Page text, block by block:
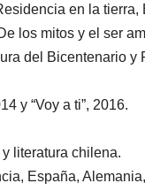
en la
los mitos y el ser
del Bicentenario y
y “Voy a ti”, 2016.
literatura chilena.
España,